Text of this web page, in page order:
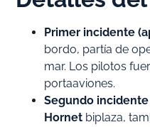
Primer incidente
bordo, partía de
mar. Los pilotos
portaaviones.
Segundo
Hornet biplaza,